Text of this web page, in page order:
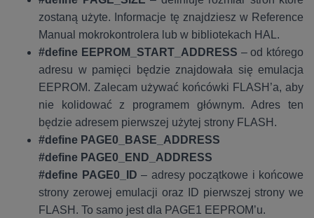
zostaną użyte. Informacje tę znajdziesz w Reference
Manual mokrokontrolera lub w bibliotekach HAL.
#define EEPROM_START_ADDRESS – od którego
adresu w pamięci będzie znajdowała się emulacja
EEPROM. Zalecam używać końcówki FLASH’a, aby
nie kolidować z programem głównym. Adres ten
będzie adresem pierwszej użytej strony FLASH.
#define PAGE0_BASE_ADDRESS
#define PAGE0_END_ADDRESS
#define PAGE0_ID – adresy początkowe i końcowe
strony zerowej emulacji oraz ID pierwszej strony we
FLASH. To samo jest dla PAGE1 EEPROM’u.